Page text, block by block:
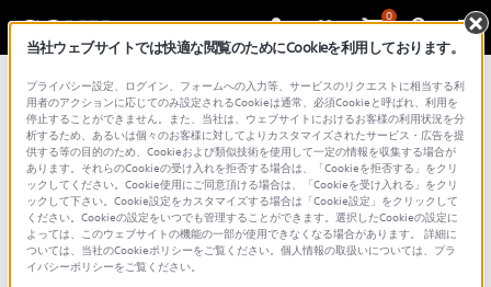
0
総合サポート・お問い合わせ XQD メモリカード
当社ウェブサイトでは快適な閲覧のためにCookieを利用しております。
プライバシー設定、ログイン、フォームへの入力等、サービスのリクエストに相当する利
用者のアクションに応じてのみ設定されるCookieは通常、必須Cookieと呼ばれ、利用を
停止することができません。また、当社は、ウェブサイトにおけるお客様の利用状況を分
析するため、あるいは個々のお客様に対してよりカスタマイズされたサービス・広告を提
供する等の目的のため、Cookieおよび類似技術を使用して一定の情報を収集する場合が
あります。それらのCookieの受け入れを拒否する場合は、「Cookieを拒否する」をクリ
ックしてください。Cookie使用にご同意頂ける場合は、「Cookieを受け入れる」をクリ
ックして下さい。Cookie設定をカスタマイズする場合は「Cookie設定」をクリックして
ください。Cookieの設定をいつでも管理することができます。選択したCookieの設定に
よっては、このウェブサイトの機能の一部が使用できなくなる場合があります。 詳細に
ついては、当社のCookieポリシーをご覧ください。個人情報の取扱いについては、プラ
イバシーポリシーをご覧ください。